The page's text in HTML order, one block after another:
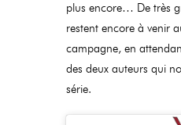
plus encore… De très
restent encore à venir
campagne, en
des deux auteurs qui
série.